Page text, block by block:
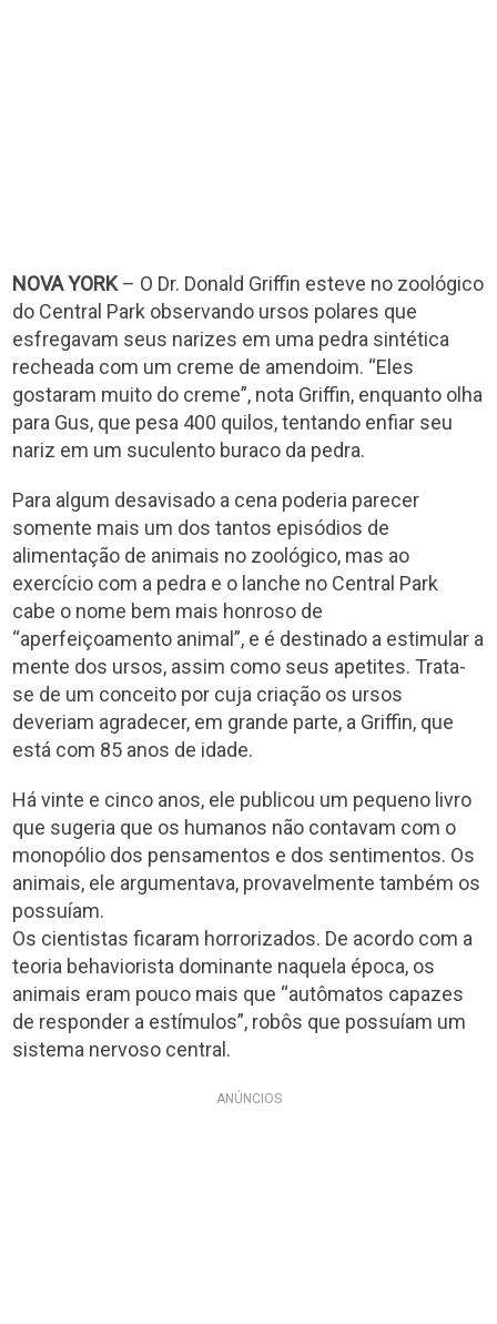
NOVA YORK– O Dr. Donald Griffin esteve no zoológico
do Central Park observando ursos polares que
esfregavam seus narizes em uma pedra sintética
recheada com um creme de amendoim. “Eles
gostaram muito do creme”, nota Griffin, enquanto olha
para Gus, que pesa 400 quilos, tentando enfiar seu
nariz em um suculento buraco da pedra.
Para algum desavisado a cena poderia parecer
somente mais um dos tantos episódios de
alimentação de animais no zoológico, mas ao
exercício com a pedra e o lanche no Central Park
cabe o nome bem mais honroso de
“aperfeiçoamento animal”, e é destinado a estimular a
mente dos ursos, assim como seus apetites. Trata-
se de um conceito por cuja criação os ursos
deveriam agradecer, em grande parte, a Griffin, que
está com 85 anos de idade.
Há vinte e cinco anos, ele publicou um pequeno livro
que sugeria que os humanos não contavam com o
monopólio dos pensamentos e dos sentimentos. Os
animais, ele argumentava, provavelmente também os
possuíam.
Os cientistas ficaram horrorizados. De acordo com a
teoria behaviorista dominante naquela época, os
animais eram pouco mais que “autômatos capazes
de responder a estímulos”, robôs que possuíam um
sistema nervoso central.
ANÚNCIOS